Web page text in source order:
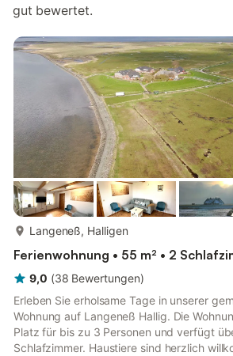
gut bewertet.
Langeneß, Halligen
Ferienwohnung • 55 m² • 2
9,0 (38 Bewertungen)
Erleben Sie erholsame Tage in unserer
Wohnung auf Langeneß Hallig. Die
Platz für bis zu 3 Personen und verfügt
Schlafzimmer. Haustiere sind herzlich